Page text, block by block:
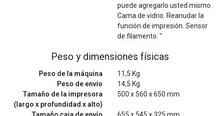
puede agregarlo usted mismo.
Cama de vidrio. Reanudar la
función de impresión. Sensor
de filamento. "
Peso y dimensiones físicas
Peso de la máquina
11,5 Kg
Peso de envío
14,5 Kg
Tamaño de la impresora
(largo x profundidad x alto)
500 x 560 x 650 mm